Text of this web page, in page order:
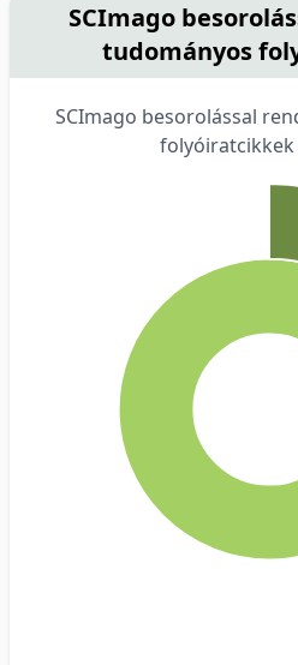
SCImago
tudományos
SCImago besorolással
folyóiratcikkek